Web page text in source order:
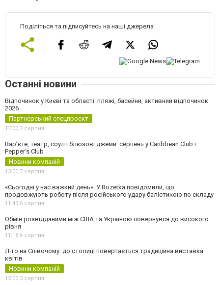
Поділіться та підписуйтесь на наші джерела
Останні новини
Відпочинок у Києві та області: пляжі, басейни, активний відпочинок
2026
Партнерський спецпроєкт
17:00, 7 серпня
Вар’єте, театр, соул і блюзові джеми: серпень у Caribbean Club і
Pepper's Club
Новини компаній
13:00, 7 серпня
«Сьогодні у нас важкий день». У Rozetka повідомили, що
продовжують роботу після російського удару балістикою по складу
11:43, 6 серпня
Обмін розвідданими між США та Україною повернувся до високого
рівня
11:18, 6 серпня
Літо на Співочому: до столиці повертається традиційна виставка
квітів
Новини компаній
15:00, 5 серпня